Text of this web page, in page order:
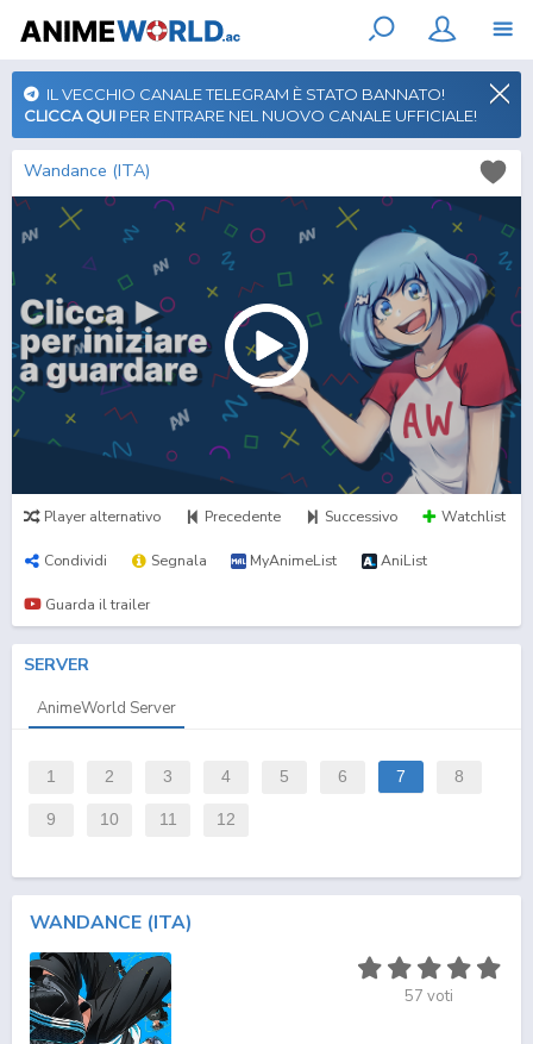
IL VECCHIO CANALE TELEGRAM È STATO BANNATO!
CLICCA QUI PER ENTRARE NEL NUOVO CANALE UFFICIALE!
Wandance (ITA)
Player alternativo Precedente Successivo Watchlist
Condividi Segnala MyAnimeList AniList
Guarda il trailer
SERVER
AnimeWorld Server
1 2 3 4 5 6 7 8
9 10 11 12
WANDANCE (ITA)
57 voti